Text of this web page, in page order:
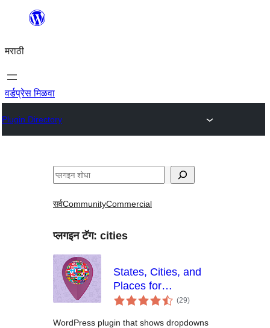
सामुग्रीवर
मराठी
वर्डप्रेस मिळवा
Plugin Directory
शोधा
सर्वCommunityCommercial
प्लगइन टॅग: cities
States, Cities, and
Places for
WooCommerce
(29एकूण
मूल्यांकन
)
WordPress plugin that shows dropdowns